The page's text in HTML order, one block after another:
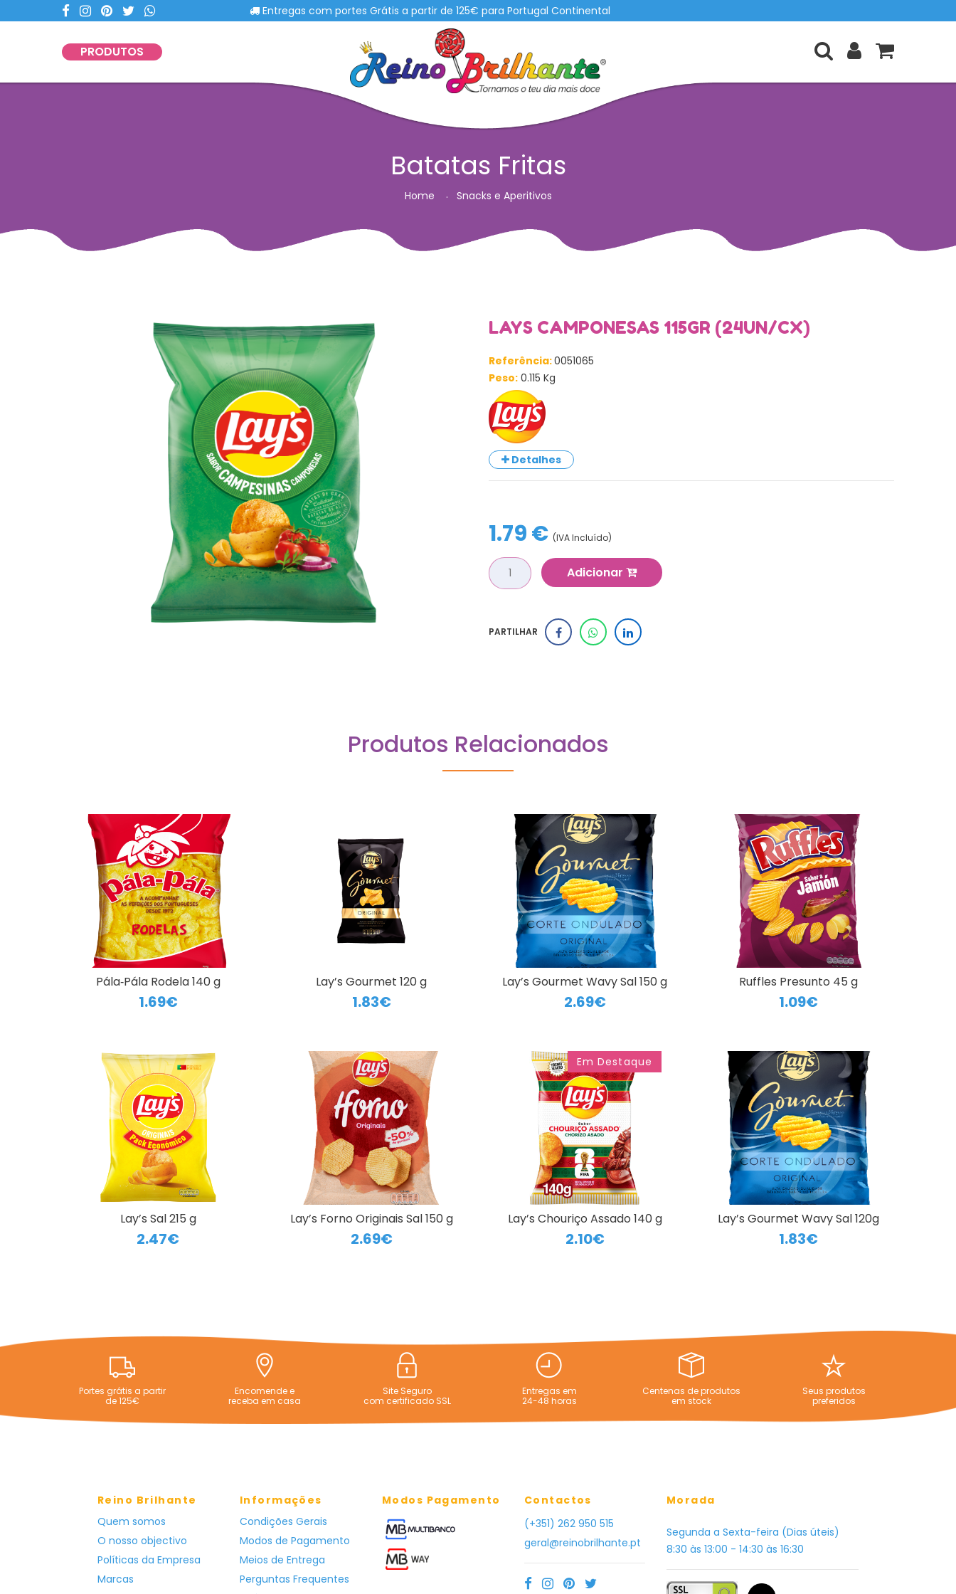
Entregas com portes Grátis a partir de 125€ para Portugal Continental
PRODUTOS
Batatas Fritas
Home Snacks e Aperitivos
LAYS CAMPONESAS 115GR (24UN/CX)
Referência:0051065
Peso: 0.115 Kg
Detalhes
1.79 € (IVA Incluído)
Adicionar
PARTILHAR
Produtos Relacionados
Pála‑Pála Rodela 140 g
1.69€
Lay’s Gourmet 120 g
1.83€
Lay’s Gourmet Wavy Sal 150 g
2.69€
Ruffles Presunto 45 g
1.09€
Lay’s Sal 215 g
2.47€
Lay’s Forno Originais Sal 150 g
2.69€
Em Destaque
Lay’s Chouriço Assado 140 g
2.10€
Lay’s Gourmet Wavy Sal 120g
1.83€
Portes grátis a partir
de 125€
Encomende e
receba em casa
Site Seguro
com certificado SSL
Entregas em
24-48 horas
Centenas de produtos
em stock
Seus produtos
preferidos
Reino Brilhante
Quem somos
O nosso objectivo
Políticas da Empresa
Marcas
Informações
Condições Gerais
Modos de Pagamento
Meios de Entrega
Perguntas Frequentes
Modos Pagamento
Contactos
(+351) 262 950 515
geral@reinobrilhante.pt
Morada
Segunda a Sexta-feira (Dias úteis)
8:30 às 13:00 - 14:30 às 16:30